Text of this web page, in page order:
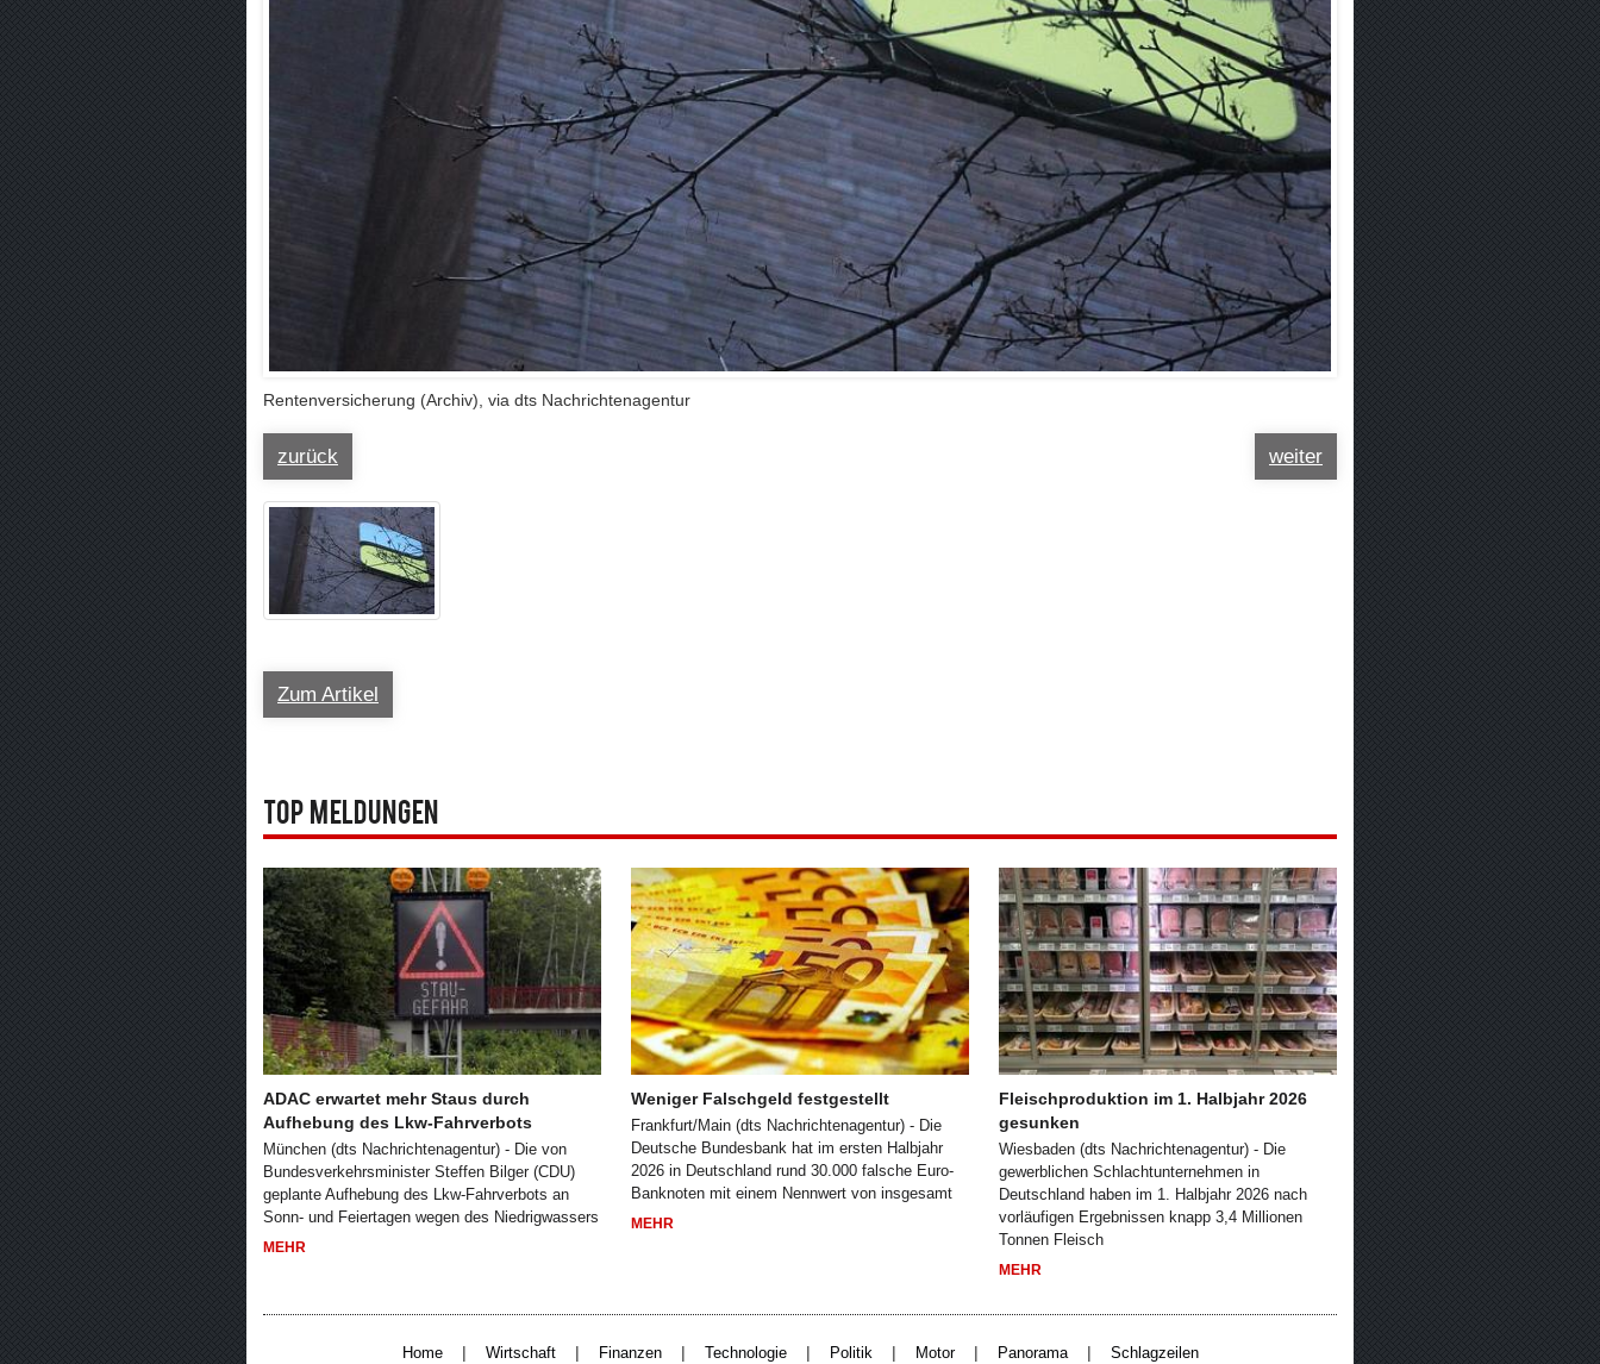
Rentenversicherung (Archiv), via dts Nachrichtenagentur
zurück weiter
Zum Artikel
Top Meldungen
ADAC erwartet mehr Staus durch
Aufhebung des Lkw-Fahrverbots
München (dts Nachrichtenagentur) - Die von
Bundesverkehrsminister Steffen Bilger (CDU)
geplante Aufhebung des Lkw-Fahrverbots an
Sonn- und Feiertagen wegen des Niedrigwassers
MEHR
Weniger Falschgeld festgestellt
Frankfurt/Main (dts Nachrichtenagentur) - Die
Deutsche Bundesbank hat im ersten Halbjahr
2026 in Deutschland rund 30.000 falsche Euro-
Banknoten mit einem Nennwert von insgesamt
MEHR
Fleischproduktion im 1. Halbjahr 2026
gesunken
Wiesbaden (dts Nachrichtenagentur) - Die
gewerblichen Schlachtunternehmen in
Deutschland haben im 1. Halbjahr 2026 nach
vorläufigen Ergebnissen knapp 3,4 Millionen
Tonnen Fleisch
MEHR
Home | Wirtschaft | Finanzen | Technologie | Politik | Motor | Panorama | Schlagzeilen